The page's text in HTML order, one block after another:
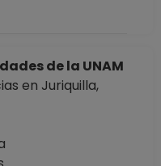
de la UNAM
en Juriquilla,